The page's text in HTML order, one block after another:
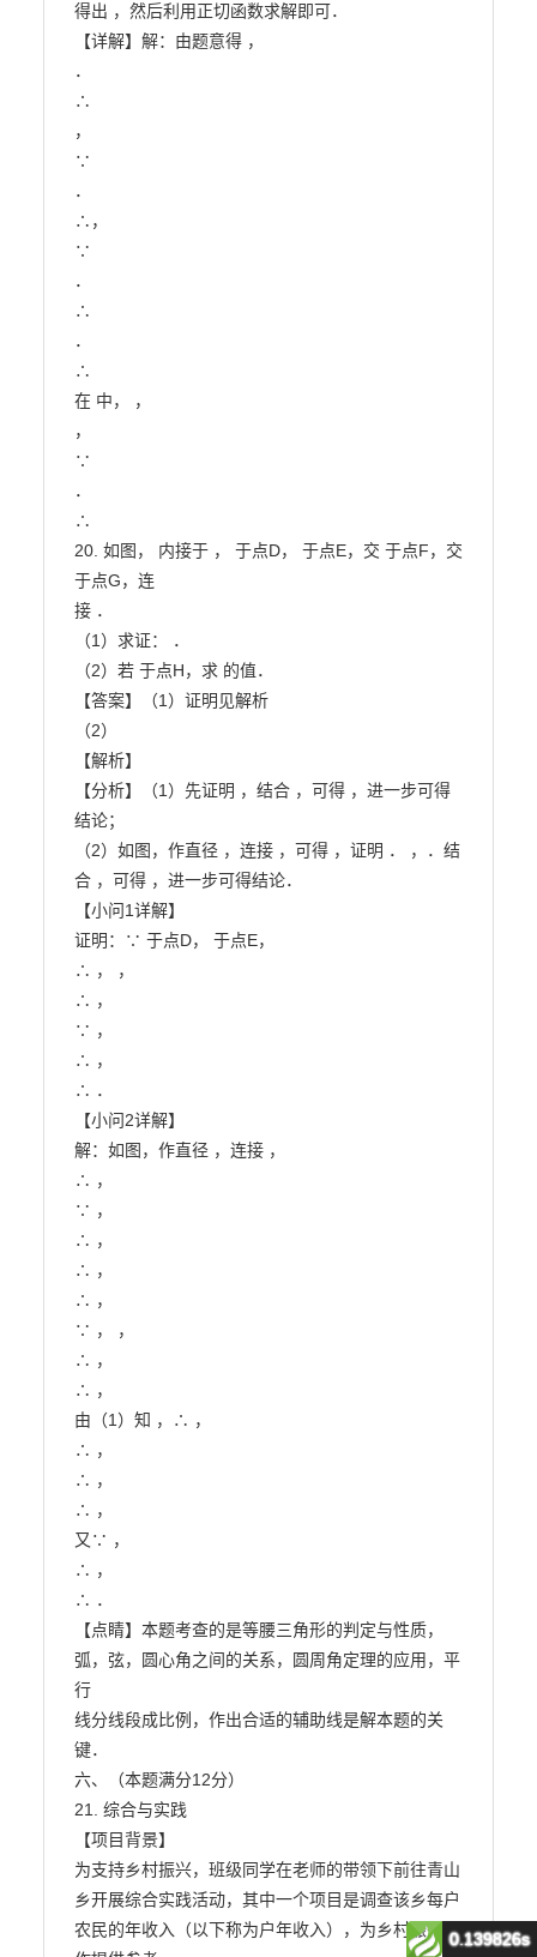
得出 ，然后利用正切函数求解即可．
【详解】解：由题意得 ，
．
∴
，
∵
．
∴，
∵
．
∴
．
∴
在 中， ，
，
∵
．
∴
20. 如图， 内接于 ， 于点D， 于点E，交 于点F，交
于点G，连
接 ．
（1）求证： ．
（2）若 于点H，求 的值．
【答案】（1）证明见解析
（2）
【解析】
【分析】（1）先证明 ，结合 ，可得 ，进一步可得
结论；
（2）如图，作直径 ，连接 ，可得 ，证明 ． ，．结
合 ，可得 ，进一步可得结论．
【小问1详解】
证明：∵ 于点D， 于点E，
∴ ， ，
∴ ，
∵ ，
∴ ，
∴ ．
【小问2详解】
解：如图，作直径 ，连接 ，
∴ ，
∵ ，
∴ ，
∴ ，
∴ ，
∵ ， ，
∴ ，
∴ ，
由（1）知 ，∴ ，
∴ ，
∴ ，
∴ ，
又∵ ，
∴ ，
∴ ．
【点睛】本题考查的是等腰三角形的判定与性质，
弧，弦，圆心角之间的关系，圆周角定理的应用，平
行
线分线段成比例，作出合适的辅助线是解本题的关
键．
六、（本题满分12分）
21. 综合与实践
【项目背景】
为支持乡村振兴，班级同学在老师的带领下前往青山
乡开展综合实践活动，其中一个项目是调查该乡每户
农民的年收入（以下称为户年收入），为乡村振兴工0.139826s